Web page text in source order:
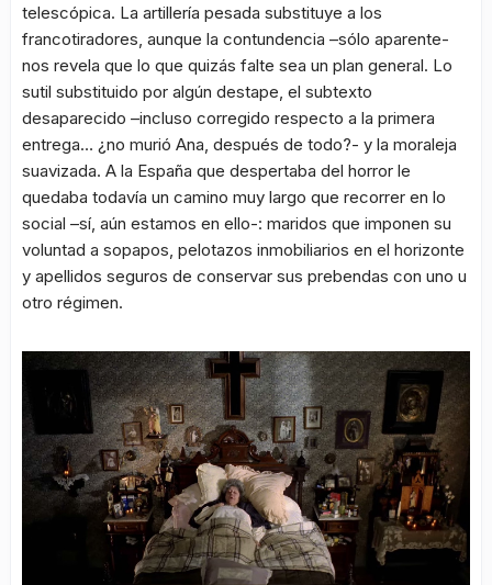
telescópica. La artillería pesada substituye a los
francotiradores, aunque la contundencia –sólo aparente-
nos revela que lo que quizás falte sea un plan general. Lo
sutil substituido por algún destape, el subtexto
desaparecido –incluso corregido respecto a la primera
entrega… ¿no murió Ana, después de todo?- y la moraleja
suavizada. A la España que despertaba del horror le
quedaba todavía un camino muy largo que recorrer en lo
social –sí, aún estamos en ello-: maridos que imponen su
voluntad a sopapos, pelotazos inmobiliarios en el horizonte
y apellidos seguros de conservar sus prebendas con uno u
otro régimen.